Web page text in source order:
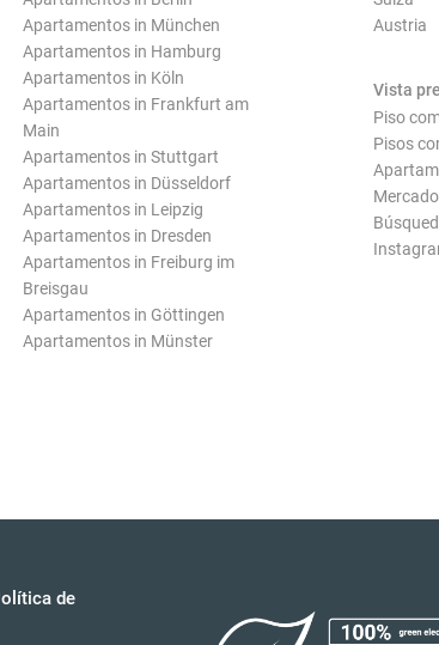
Apartamentos in München
Apartamentos in Hamburg
Apartamentos in Köln
Apartamentos in Frankfurt am
Main
Apartamentos in Stuttgart
Apartamentos in Düsseldorf
Apartamentos in Leipzig
Apartamentos in Dresden
Apartamentos in Freiburg im
Breisgau
Apartamentos in Göttingen
Apartamentos in Münster
Austria
Vista
Piso
Pisos
de